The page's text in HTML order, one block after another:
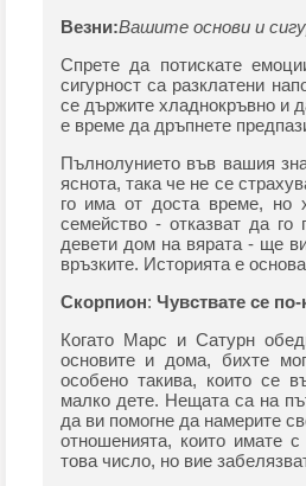
Везни:Вашите основи и
Спрете да потискате
сигурност са разклатени
се държите хладнокръвно и
е време да дръпнете
Пълнолунието във вашия
яснота, така че не се
го има от доста време, но
семейство - отказват да
девети дом на вярата - ще
връзките. Историята е
Скорпион: Чувствате се
Когато Марс и Сатурн
основите и дома, бихте
особено такива, които се
малко дете. Нещата са на
да ви помогне да намерите
отношенията, които имате
това число, но вие